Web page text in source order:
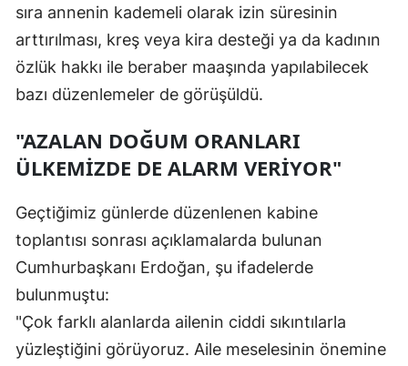
Kırklareli
Kütahya
Mardin
Muğla
sıra annenin kademeli olarak izin süresinin
arttırılması, kreş veya kira desteği ya da kadının
özlük hakkı ile beraber maaşında yapılabilecek
bazı düzenlemeler de görüşüldü.
"AZALAN DOĞUM ORANLARI
ÜLKEMİZDE DE ALARM VERİYOR"
Geçtiğimiz günlerde düzenlenen kabine
toplantısı sonrası açıklamalarda bulunan
Cumhurbaşkanı Erdoğan, şu ifadelerde
bulunmuştu:
"Çok farklı alanlarda ailenin ciddi sıkıntılarla
yüzleştiğini görüyoruz. Aile meselesinin önemine